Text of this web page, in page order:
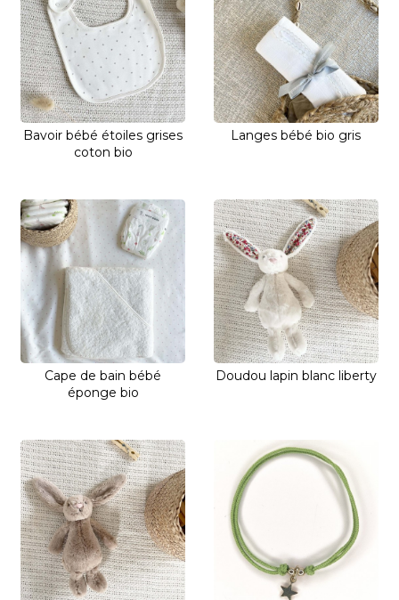
Bavoir bébé étoiles grises
coton bio
Langes bébé bio gris
Cape de bain bébé
éponge bio
Doudou lapin blanc liberty